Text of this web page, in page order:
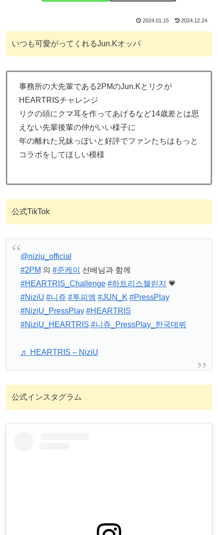
2024.01.15 2024.12.24
いつも可愛がってくれるJun.Kオッパ
事務所の大先輩である2PMのJun.Kとリクが
HEARTRISチャレンジ
リクの頭にクマ耳を作ってあげるなど14歳差とは思
えない先輩後輩の仲がいい様子に
年の離れた兄妹っぽいと好評でファンたちはもっと
コラボをしてほしい模様
公式TikTok
@niziu_official
#2PM 의 #준케이
선배님과 함께
#HEARTRIS_Challenge #하트리스챌린지
💗
#NiziU #니쥬 #투피엠 #JUN_K #PressPlay
#NiziU_PressPlay #HEARTRIS
#NiziU_HEARTRIS #니쥬_PressPlay_한국데뷔
♬ HEARTRIS – NiziU
公式インスタグラム